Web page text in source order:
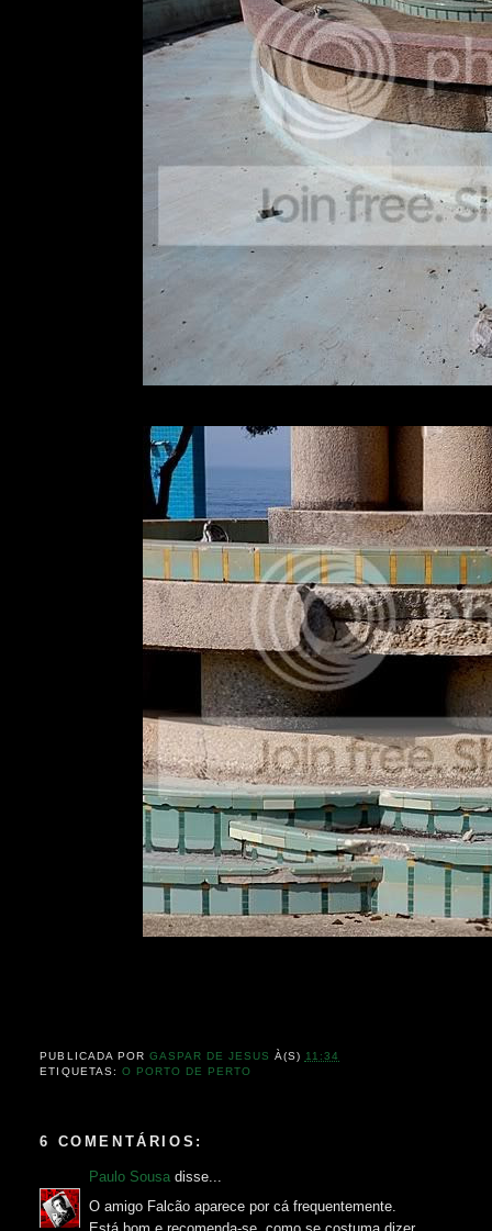
PUBLICADA POR GASPAR DE JESUS À(S) 11:34
ETIQUETAS: O PORTO DE PERTO
6 COMENTÁRIOS:
Paulo Sousa disse...
O amigo Falcão aparece por cá frequentemente.